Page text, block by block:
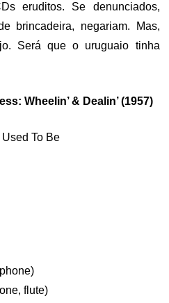
eruditos. Se denunciados,
brincadeira, negariam. Mas,
Será que o uruguaio tinha
Wheelin’ & Dealin’ (1957)
To Be
flute)